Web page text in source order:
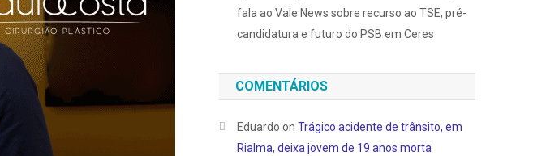
fala ao Vale News sobre recurso ao TSE, pré-
candidatura e futuro do PSB em Ceres
COMENTÁRIOS
Eduardo onTrágico acidente de trânsito, em
Rialma, deixa jovem de 19 anos morta